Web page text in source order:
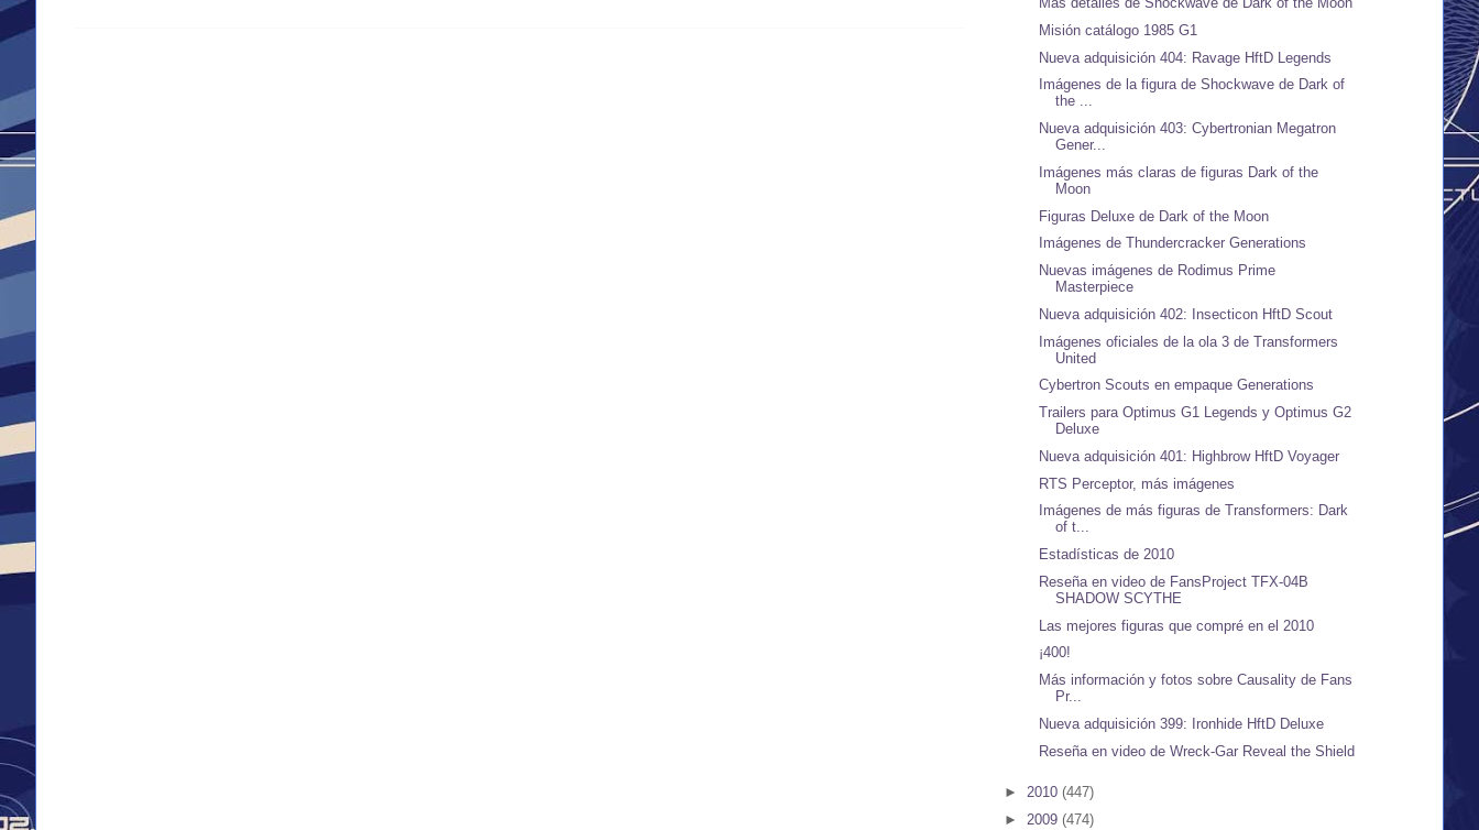
Misión catálogo 1985 G1
Nueva adquisición 404: Ravage HftD Legends
Imágenes de la figura de Shockwave de Dark of
the ...
Nueva adquisición 403: Cybertronian Megatron
Gener...
Imágenes más claras de figuras Dark of the
Moon
Figuras Deluxe de Dark of the Moon
Imágenes de Thundercracker Generations
Nuevas imágenes de Rodimus Prime
Masterpiece
Nueva adquisición 402: Insecticon HftD Scout
Imágenes oficiales de la ola 3 de Transformers
United
Cybertron Scouts en empaque Generations
Trailers para Optimus G1 Legends y Optimus G2
Deluxe
Nueva adquisición 401: Highbrow HftD Voyager
RTS Perceptor, más imágenes
Imágenes de más figuras de Transformers: Dark
of t...
Estadísticas de 2010
Reseña en video de FansProject TFX-04B
SHADOW SCYTHE
Las mejores figuras que compré en el 2010
¡400!
Más información y fotos sobre Causality de Fans
Pr...
Nueva adquisición 399: Ironhide HftD Deluxe
Reseña en video de Wreck-Gar Reveal the Shield
► 2010 (447)
► 2009 (474)